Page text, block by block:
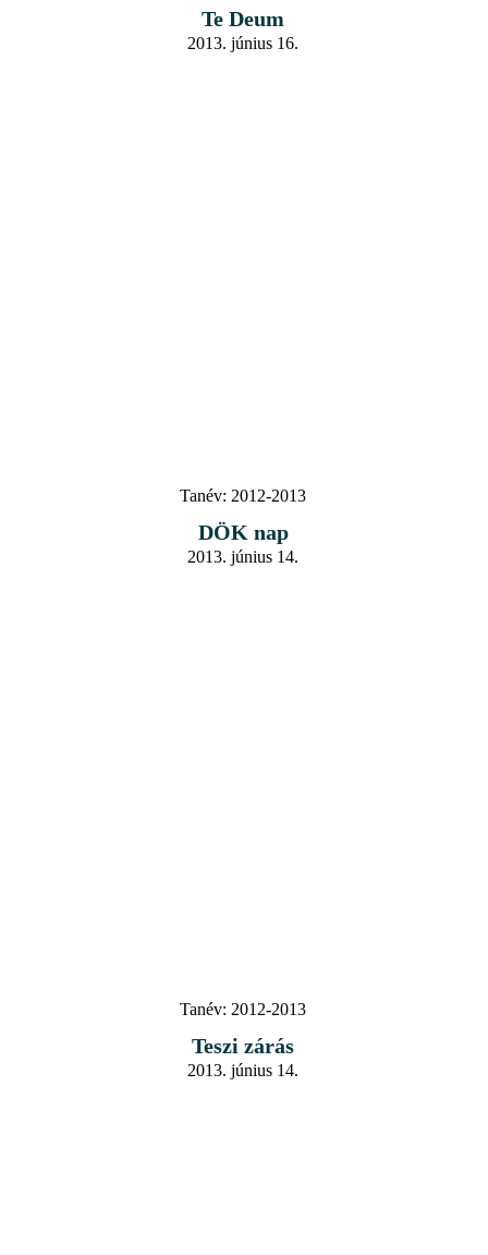
Te Deum
2013. június 16.
Tanév: 2012-2013
DÖK nap
2013. június 14.
Tanév: 2012-2013
Teszi zárás
2013. június 14.